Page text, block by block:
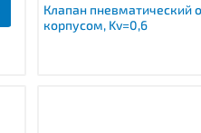
Клапан пневматический
корпусом, Kv=0,6